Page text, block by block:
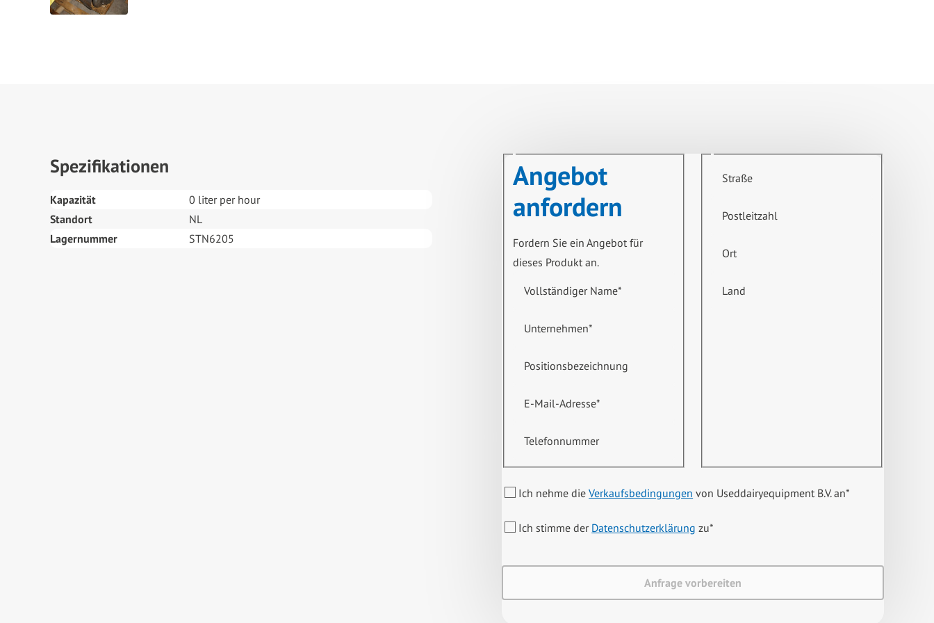
Spezifikationen
Kapazität
0 liter per hour
Standort
NL
Lagernummer
STN6205
Angebot
anfordern
Fordern Sie ein Angebot für
dieses Produkt an.
Vollständiger Name*
Unternehmen*
Positionsbezeichnung
E-Mail-Adresse*
Telefonnummer
Straße
Postleitzahl
Ort
Land
Ich nehme dieVerkaufsbedingungen von Useddairyequipment B.V. an*
Ich stimme der Datenschutzerklärung zu*
Anfrage vorbereiten